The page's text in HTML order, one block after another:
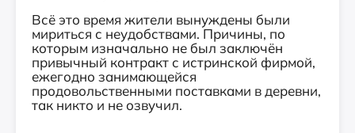
Всё это время жители вынуждены были
мириться с неудобствами. Причины, по
которым изначально не был заключён
привычный контракт с истринской фирмой,
ежегодно занимающейся
продовольственными поставками в деревни,
так никто и не озвучил.